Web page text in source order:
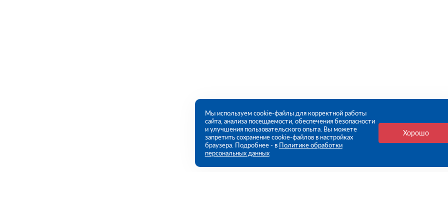
Мы используем cookie-файлы для корректной работы
сайта, анализа посещаемости, обеспечения безопасности
и улучшения пользовательского опыта. Вы можете
запретить сохранение cookie-файлов в настройках
браузера. Подробнее - в Политике обработки
персональных данных
Хорошо